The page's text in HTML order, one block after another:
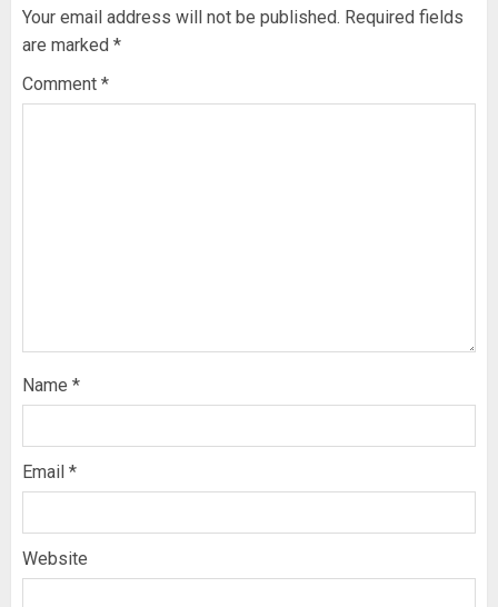
Your email address will not be published. Required fields
are marked *
Comment *
Name *
Email *
Website